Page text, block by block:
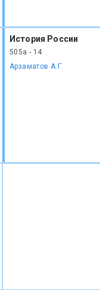
История России
505а - 14
Арзаматов А.Г.